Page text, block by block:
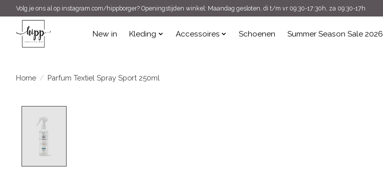
Volg je ons al op instagram.com/hippborger? Openingstijden winkel: Maandag gesloten, di t/m vr 09:30-17:30h, za 09:30-17h
New in Kleding Accessoires Schoenen Summer Season Sale 2026
Home / Parfum Textiel Spray Sport 250ml